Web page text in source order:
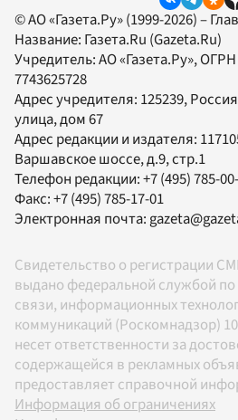
© АО «Газета.Ру» (1999-2026) –
Название: Газета.Ru (Gazeta.Ru)
Учредитель:АО «Газета.Ру», ОГРН
7743625728
Адрес учредителя: 125239,
улица, дом 67
Адрес редакции и издателя:
Варшавское шоссе, д.9, стр.1
Телефон редакции:+7 (495) 785-
Факс:+7 (495) 785-17-01
Электронная почта:
Свидетельство о регистрации
выдано федеральной службой
связи, информационных
коммуникаций (Роскомнадзор)
несет ответственности за
содержащейся в рекламных
предоставляет справочной
Информация об ограничениях